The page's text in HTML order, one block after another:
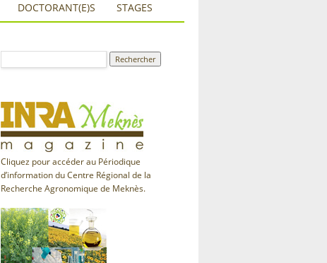
DOCTORANT(E)S STAGES
Cliquez pour accéder au Périodique
d’information du Centre Régional de la
Recherche Agronomique de Meknès.